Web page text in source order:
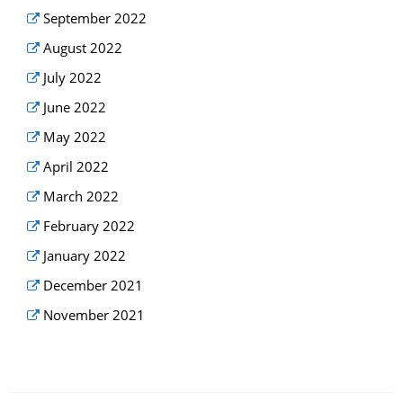
September 2022
August 2022
July 2022
June 2022
May 2022
April 2022
March 2022
February 2022
January 2022
December 2021
November 2021